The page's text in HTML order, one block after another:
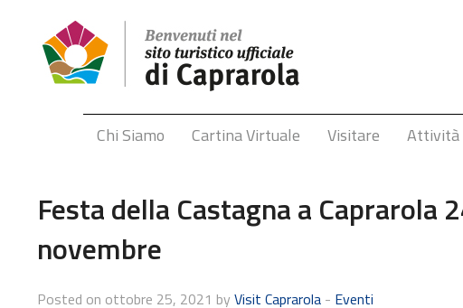
Chi Siamo Cartina Virtuale Visitare Attività
Festa della Castagna a Caprarola
novembre
Posted on ottobre 25, 2021 by Visit Caprarola- Eventi